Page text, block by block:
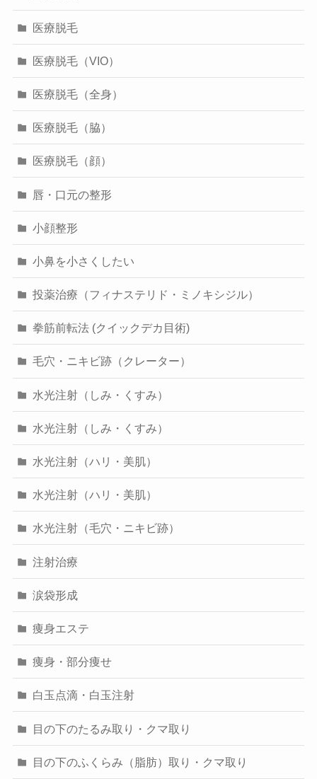
医療脱毛
医療脱毛（VIO）
医療脱毛（全身）
医療脱毛（脇）
医療脱毛（顔）
唇・口元の整形
小顔整形
小鼻を小さくしたい
投薬治療（フィナステリド・ミノキシジル）
拳筋前転法 (クイックデカ目術)
毛穴・ニキビ跡（クレーター）
水光注射（しみ・くすみ）
水光注射（しみ・くすみ）
水光注射（ハリ・美肌）
水光注射（ハリ・美肌）
水光注射（毛穴・ニキビ跡）
注射治療
涙袋形成
痩身エステ
痩身・部分痩せ
白玉点滴・白玉注射
目の下のたるみ取り・クマ取り
目の下のふくらみ（脂肪）取り・クマ取り